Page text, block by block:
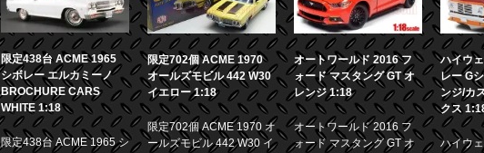
限定438台 ACME 1965
シボレー エルカミーノ
BROCHURE CARS
WHITE 1:18
限定438台 ACME 1965 シ
限定702個 ACME 1970
オールズモビル 442 W30
イエロー 1:18
限定702個 ACME 1970 オ
ールズモビル 442 W30 イ
オートワールド 2016 フ
ォード マスタング GT オ
レンジ 1:18
オートワールド 2016 フ
ォード マスタング GT オ
ハイウ
レー G
ンジ/カ
クス
ハイウ